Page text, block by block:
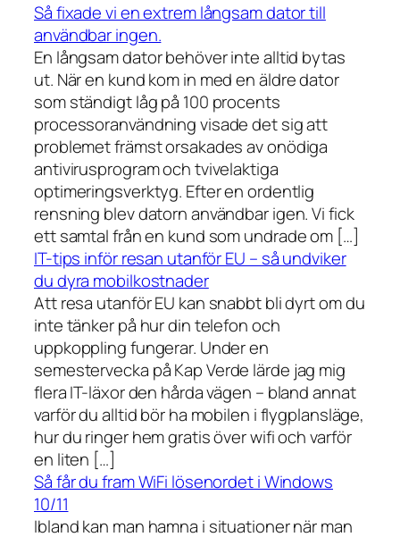
Så fixade vi en extrem långsam dator till
användbar ingen.
En långsam dator behöver inte alltid bytas
ut. När en kund kom in med en äldre dator
som ständigt låg på 100 procents
processoranvändning visade det sig att
problemet främst orsakades av onödiga
antivirusprogram och tvivelaktiga
optimeringsverktyg. Efter en ordentlig
rensning blev datorn användbar igen. Vi fick
ett samtal från en kund som undrade om […]
IT-tips inför resan utanför EU – så undviker
du dyra mobilkostnader
Att resa utanför EU kan snabbt bli dyrt om du
inte tänker på hur din telefon och
uppkoppling fungerar. Under en
semestervecka på Kap Verde lärde jag mig
flera IT-läxor den hårda vägen – bland annat
varför du alltid bör ha mobilen i flygplansläge,
hur du ringer hem gratis över wifi och varför
en liten […]
Så får du fram WiFi lösenordet i Windows
10/11
Ibland kan man hamna i situationer när man